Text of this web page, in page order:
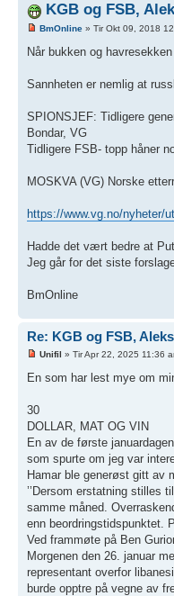
KGB og FSB,
BmOnline » Tir Okt 09, 2018
Når bukken og
Sannheten er nemlig at
SPIONSJEF: Tidligere
Bondar, VG
Tidligere FSB- topp håner
MOSKVA (VG) Norske
https://www.vg.no/nyheter/
Hadde det vært bedre at
Jeg går for det siste
BmOnline
Re: KGB og FSB,
Unifil » Tir Apr 22, 2025 11:36
En som har lest mye om
30
DOLLAR, MAT OG VIN
En av de første
som spurte om jeg var
Hamar ble generøst gitt av
’’Dersom erstatning stilles
samme måned.
enn beordringstidspunktet.
Ved frammøte på Ben
Morgenen den 26. januar
representant overfor
burde opptre på vegne av